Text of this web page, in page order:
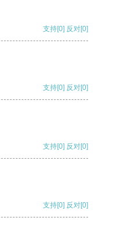
支持[0] 反对[0]
支持[0] 反对[0]
支持[0] 反对[0]
支持[0] 反对[0]